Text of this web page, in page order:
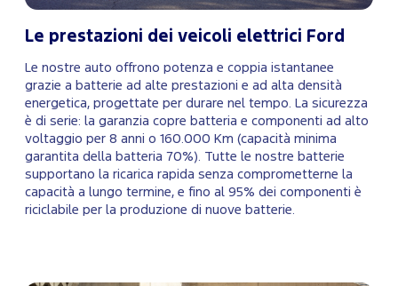
Le prestazioni dei veicoli elettrici Ford
Le nostre auto offrono potenza e coppia istantanee
grazie a batterie ad alte prestazioni e ad alta densità
energetica, progettate per durare nel tempo. La sicurezza
è di serie: la garanzia copre batteria e componenti ad alto
voltaggio per 8 anni o 160.000 Km (capacità minima
garantita della batteria 70%). Tutte le nostre batterie
supportano la ricarica rapida senza comprometterne la
capacità a lungo termine, e fino al 95% dei componenti è
riciclabile per la produzione di nuove batterie.